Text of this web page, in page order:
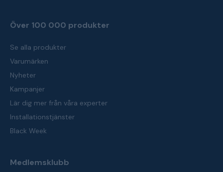
Över 100 000 produkter
Se alla produkter
Varumärken
Nyheter
Kampanjer
Lär dig mer från våra experter
Installationstjänster
Black Week
Medlemsklubb